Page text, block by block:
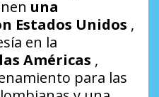
una
Estados Unidos ,
en la
Américas ,
para las